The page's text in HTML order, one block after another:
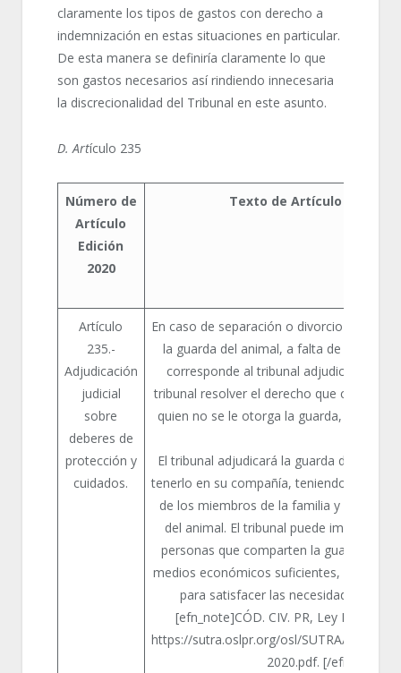
claramente los tipos de gastos con derecho a
indemnización en estas situaciones en particular.
De esta manera se definiría claramente lo que
son gastos necesarios así rindiendo innecesaria
la discrecionalidad del Tribunal en este asunto.
D. Artículo 235
Número de
Artículo
Edición
2020
Texto de Artículo Edición
Artículo
235.-
Adjudicación
judicial
sobre
deberes de
protección y
cuidados.
En caso de separación o divorcio de la
la guarda del animal, a falta de acuerdo
corresponde al tribunal adjudicarla.
tribunal resolver el derecho que
quien no se le otorga la guarda, a
El tribunal adjudicará la guarda del
tenerlo en su compañía, teniendo en
de los miembros de la familia y el
del animal. El tribunal puede imponer a
personas que comparten la guarda o
medios económicos suficientes, una
para satisfacer las necesidades
[efn_note]CÓD. CIV. PR, Ley Núm. 55-
https://sutra.oslpr.org/osl/SUTRA/anejos/
2020.pdf. [/efn_note]